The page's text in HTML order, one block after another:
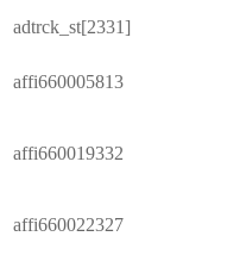
adtrck_st[2331]
affi660005813
affi660019332
affi660022327